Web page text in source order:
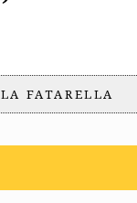
LA FATARELLA